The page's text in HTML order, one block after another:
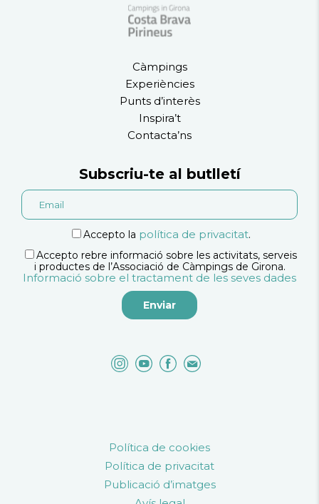
Càmpings
Experiències
Punts d’interès
Inspira’t
Contacta’ns
Subscriu-te al butlletí
Accepto la política de privacitat.
Accepto rebre informació sobre les activitats, serveis
i productes de l’Associació de Càmpings de Girona.
Informació sobre el tractament de les seves dades
Política de cookies
Política de privacitat
Publicació d’imatges